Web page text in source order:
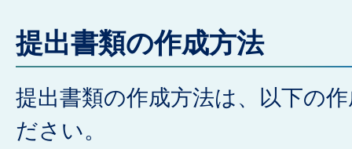
提出書類の作成方法
提出書類の作成方法は、以下の
ださい。